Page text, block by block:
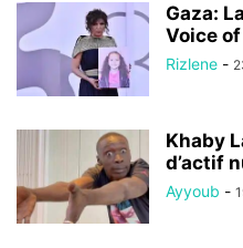
Gaza:
Voice
Rizlene -
Khaby
d’actif
Ayyoub -